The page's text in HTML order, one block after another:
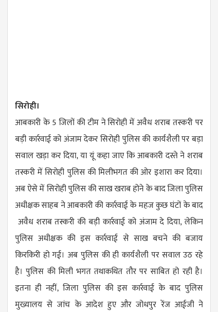
सिरोही।
आबकारी के 5 जिलों की टीम ने सिरोही में अवैध शराब तस्करी पर
बड़ी कार्रवाई को अंजाम देकर सिरोही पुलिस की कार्यशैली पर बड़ा
सवाल खड़ा कर दिया, या यूं कहा जाए कि आबकारी दस्ते ने शराब
तस्करी में सिरोही पुलिस की मिलीभगत की ओर इशारा कर दिया।
अब ऐसे में सिरोही पुलिस की साख खराब होने के बाद जिला पुलिस
अधीक्षक साहब ने आबकारी की कार्रवाई के महज कुछ घंटों के बाद
अवैध शराब तस्करी की बड़ी कार्रवाई को अंजाम दे दिया, लेकिन
पुलिस अधीक्षक की इस कार्रवाई से साख बचने की बजाय
किरकिरी हो गई। अब पुलिस की ही कार्यशैली पर सवाल उठ रहे
है। पुलिस की मिली भगत तथाकथित तौर पर साबित हो रही है।
इतना ही नहीं, जिला पुलिस की इस कार्रवाई के बाद पुलिस
मुख्यालय से जांच के आदेश हुए और जोधपुर रेंज आईजी ने